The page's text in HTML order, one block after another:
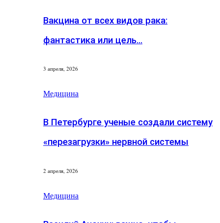
Вакцина от всех видов рака:
фантастика или цель…
3 апреля, 2026
Медицина
В Петербурге ученые создали систему
«перезагрузки» нервной системы
2 апреля, 2026
Медицина